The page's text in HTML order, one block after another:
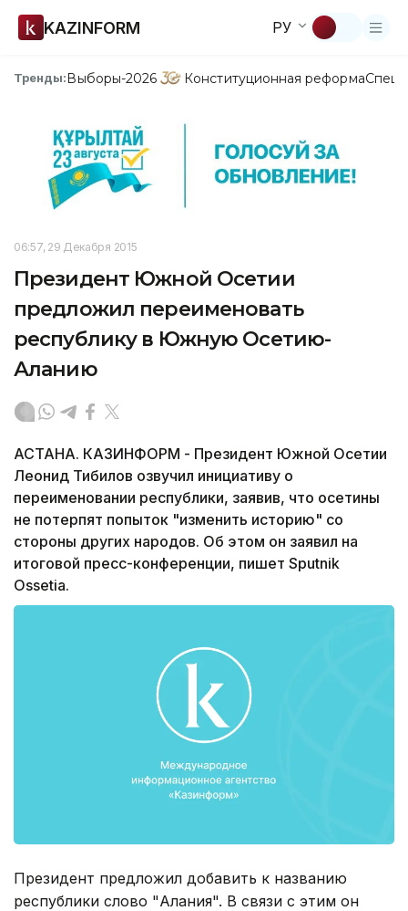
KAZINFORM РУ
Тренды:Выборы-2026 Конституционная реформа
06:57, 29 Декабря 2015
Президент Южной Осетии
предложил переименовать
республику в Южную Осетию-
Аланию
АСТАНА. КАЗИНФОРМ - Президент Южной Осетии
Леонид Тибилов озвучил инициативу о
переименовании республики, заявив, что осетины
не потерпят попыток "изменить историю" со
стороны других народов. Об этом он заявил на
итоговой пресс-конференции, пишет Sputnik
Ossetia.
Президент предложил добавить к названию
республики слово "Алания". В связи с этим он